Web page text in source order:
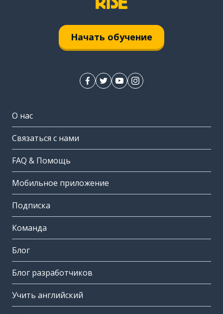
Начать обучение
О нас
Связаться с нами
FAQ & Помощь
Мобильное приложение
Подписка
Команда
Блог
Блог разработчиков
Учить английский